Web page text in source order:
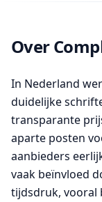
Over
In Nederland
duidelijke
transparante
aparte posten
aanbieders
vaak beïnvloed
tijdsdruk, vooral